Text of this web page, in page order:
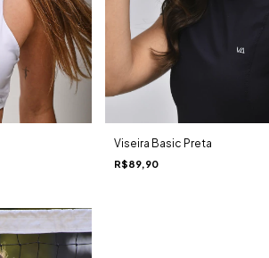
Viseira Basic Preta
R$89,90